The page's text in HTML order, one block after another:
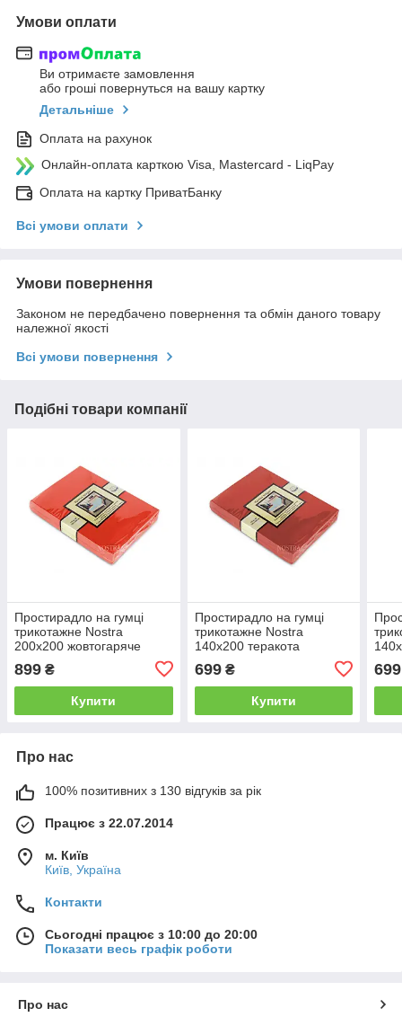
Умови оплати
Ви отримаєте замовлення
або гроші повернуться на вашу картку
Детальніше
Оплата на рахунок
Онлайн-оплата карткою Visa, Mastercard - LiqPay
Оплата на картку ПриватБанку
Всі умови оплати
Умови повернення
Законом не передбачено повернення та обмін даного товару
належної якості
Всі умови повернення
Подібні товари компанії
Простирадло на гумці
трикотажне Nostra
200х200 жовтогаряче
899 ₴
Купити
Простирадло на гумці
трикотажне Nostra
140х200 теракота
699₴
Купити
699
Про нас
100% позитивних з 130 відгуків за рік
Працює з 22.07.2014
м. Київ
Київ, Україна
Контакти
Сьогодні працює з 10:00 до 20:00
Показати весь графік роботи
Про нас